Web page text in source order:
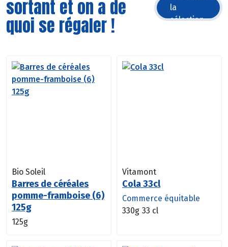
sortant et on a de
quoi se régaler !
la
sélection
Bio Soleil
Barres de céréales
pomme-framboise (6)
125g
125g
Vitamont
Cola 33cl
Commerce équitable
330g 33 cl